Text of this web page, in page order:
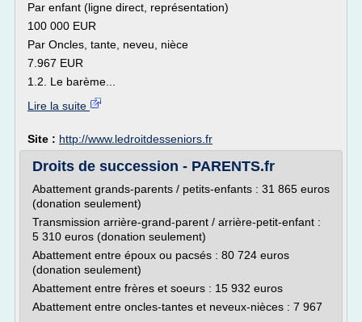
Par enfant (ligne direct, représentation)
100 000 EUR
Par Oncles, tante, neveu, nièce
7.967 EUR
1.2. Le barème...
Lire la suite
Site : http://www.ledroitdesseniors.fr
Droits de succession - PARENTS.fr
Abattement grands-parents / petits-enfants : 31 865 euros
(donation seulement)
Transmission arrière-grand-parent / arrière-petit-enfant :
5 310 euros (donation seulement)
Abattement entre époux ou pacsés : 80 724 euros
(donation seulement)
Abattement entre frères et soeurs : 15 932 euros
Abattement entre oncles-tantes et neveux-nièces : 7 967